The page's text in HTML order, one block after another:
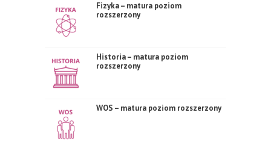
Fizyka – matura poziom
rozszerzony
Historia – matura poziom
rozszerzony
WOS – matura poziom rozszerzony